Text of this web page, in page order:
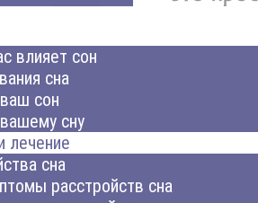
влияет сон
сна
сон
сну
лечение
сна
расстройств сна